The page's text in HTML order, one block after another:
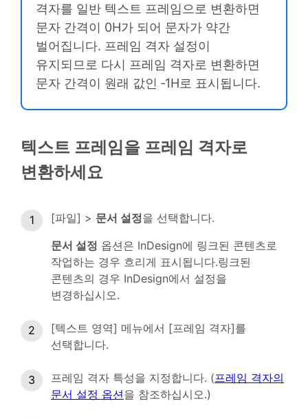
격자를 일반 텍스트 프레임으로 변환하면
문자 간격이 0H가 되어 문자가 약간
벌어집니다. 프레임 격자 설정이
유지되므로 다시 프레임 격자로 변환하면
문자 간격이 원래 값인 ‑1H로 표시됩니다.
텍스트 프레임을 프레임 격자로
변환하세요
[파일] > 문서 설정을 선택합니다.
문서 설정 옵션은 InDesign에 링크된 콘텐츠로
작업하는 경우 흐리게 표시됩니다.링크된
콘텐츠의 경우 InDesign에서 설정을
변경하십시오.
[텍스트 영역] 메뉴에서 [프레임 격자]를
선택합니다.
프레임 격자 특성을 지정합니다. (프레임 격자의
문서 설정 옵션을 참조하십시오.)